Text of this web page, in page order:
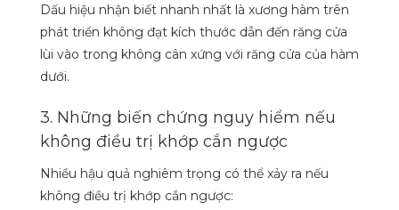
Dấu hiệu nhận biết nhanh nhất là xương hàm trên
phát triển không đạt kích thước dẫn đến răng cửa
lùi vào trong không cân xứng với răng cửa của hàm
dưới.
3. Những biến chứng nguy hiểm nếu
không điều trị khớp cắn ngược
Nhiều hậu quả nghiêm trọng có thể xảy ra nếu
không điều trị khớp cắn ngược: